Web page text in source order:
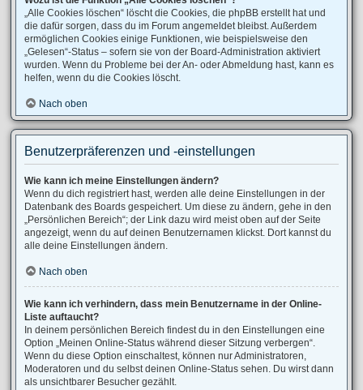
„Alle Cookies löschen“ löscht die Cookies, die phpBB erstellt hat und
die dafür sorgen, dass du im Forum angemeldet bleibst. Außerdem
ermöglichen Cookies einige Funktionen, wie beispielsweise den
„Gelesen“-Status – sofern sie von der Board-Administration aktiviert
wurden. Wenn du Probleme bei der An- oder Abmeldung hast, kann es
helfen, wenn du die Cookies löscht.
Nach oben
Benutzerpräferenzen und -einstellungen
Wie kann ich meine Einstellungen ändern?
Wenn du dich registriert hast, werden alle deine Einstellungen in der
Datenbank des Boards gespeichert. Um diese zu ändern, gehe in den
„Persönlichen Bereich“; der Link dazu wird meist oben auf der Seite
angezeigt, wenn du auf deinen Benutzernamen klickst. Dort kannst du
alle deine Einstellungen ändern.
Nach oben
Wie kann ich verhindern, dass mein Benutzername in der Online-
Liste auftaucht?
In deinem persönlichen Bereich findest du in den Einstellungen eine
Option „Meinen Online-Status während dieser Sitzung verbergen“.
Wenn du diese Option einschaltest, können nur Administratoren,
Moderatoren und du selbst deinen Online-Status sehen. Du wirst dann
als unsichtbarer Besucher gezählt.